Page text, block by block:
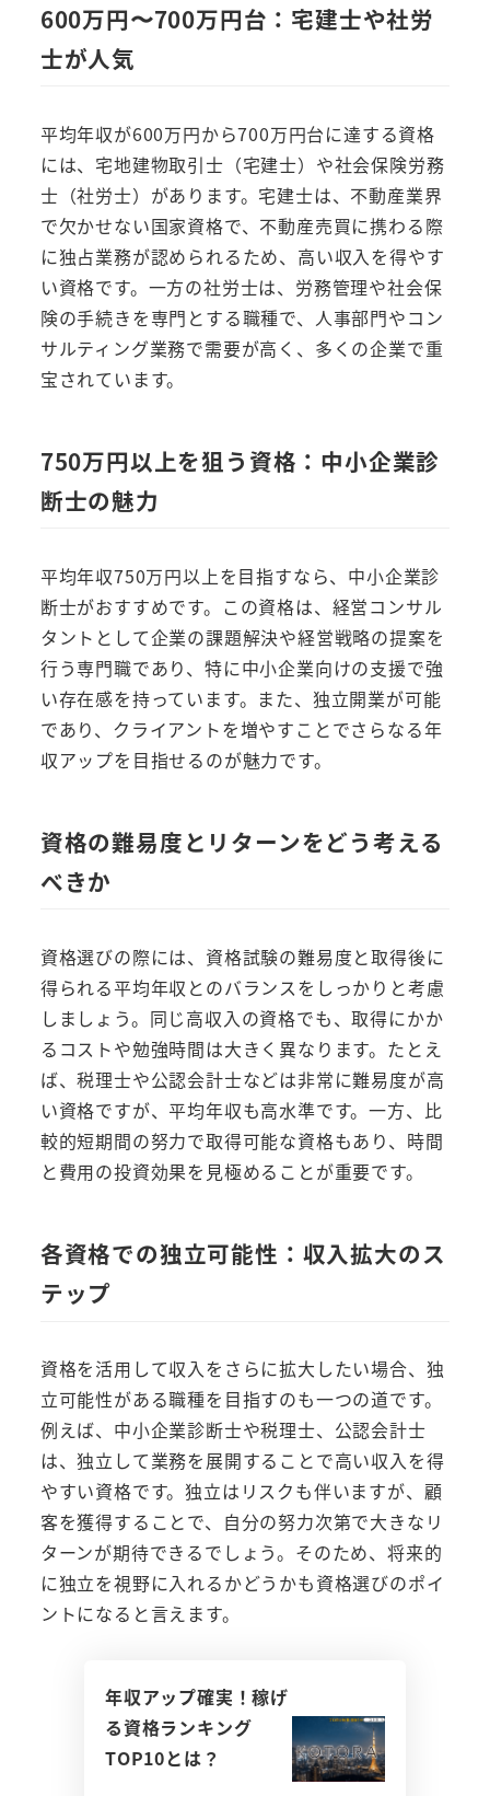
600万円〜700万円台：宅建士や社労
士が人気
平均年収が600万円から700万円台に達する資格
には、宅地建物取引士（宅建士）や社会保険労務
士（社労士）があります。宅建士は、不動産業界
で欠かせない国家資格で、不動産売買に携わる際
に独占業務が認められるため、高い収入を得やす
い資格です。一方の社労士は、労務管理や社会保
険の手続きを専門とする職種で、人事部門やコン
サルティング業務で需要が高く、多くの企業で重
宝されています。
750万円以上を狙う資格：中小企業診
断士の魅力
平均年収750万円以上を目指すなら、中小企業診
断士がおすすめです。この資格は、経営コンサル
タントとして企業の課題解決や経営戦略の提案を
行う専門職であり、特に中小企業向けの支援で強
い存在感を持っています。また、独立開業が可能
であり、クライアントを増やすことでさらなる年
収アップを目指せるのが魅力です。
資格の難易度とリターンをどう考える
べきか
資格選びの際には、資格試験の難易度と取得後に
得られる平均年収とのバランスをしっかりと考慮
しましょう。同じ高収入の資格でも、取得にかか
るコストや勉強時間は大きく異なります。たとえ
ば、税理士や公認会計士などは非常に難易度が高
い資格ですが、平均年収も高水準です。一方、比
較的短期間の努力で取得可能な資格もあり、時間
と費用の投資効果を見極めることが重要です。
各資格での独立可能性：収入拡大のス
テップ
資格を活用して収入をさらに拡大したい場合、独
立可能性がある職種を目指すのも一つの道です。
例えば、中小企業診断士や税理士、公認会計士
は、独立して業務を展開することで高い収入を得
やすい資格です。独立はリスクも伴いますが、顧
客を獲得することで、自分の努力次第で大きなリ
ターンが期待できるでしょう。そのため、将来的
に独立を視野に入れるかどうかも資格選びのポイ
ントになると言えます。
年収アップ確実！稼げ
る資格ランキング
TOP10とは？